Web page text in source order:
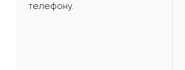
телефону.